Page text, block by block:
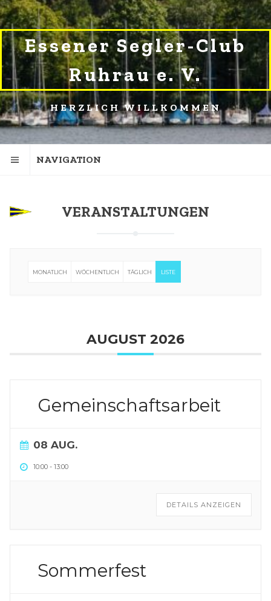
SKIP
TO
NAVIGATION
SKIP
TO
CONTENTEssener Segler-Club
Ruhrau e. V.
HERZLICH WILLKOMMEN
NAVIGATION
VERANSTALTUNGEN
MONATLICH WÖCHENTLICH TÄGLICH LISTE
AUGUST 2026
Gemeinschaftsarbeit
08 AUG.
10:00 - 13:00
DETAILS ANZEIGEN
Sommerfest